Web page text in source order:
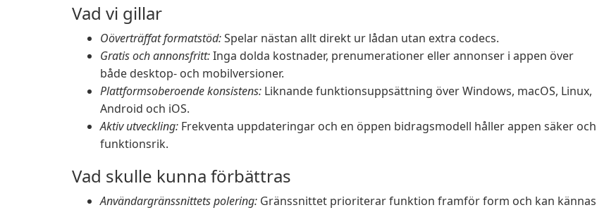
Vad vi gillar
Oöverträffat formatstöd:Spelar nästan allt direkt ur lådan utan extra codecs.
Gratis och annonsfritt:Inga dolda kostnader, prenumerationer eller annonser i appen över
både desktop- och mobilversioner.
Plattformsoberoende konsistens: Liknande funktionsuppsättning över Windows, macOS, Linux,
Android och iOS.
Aktiv utveckling: Frekventa uppdateringar och en öppen bidragsmodell håller appen säker och
funktionsrik.
Vad skulle kunna förbättras
Användargränssnittets polering: Gränssnittet prioriterar funktion framför form och kan kännas